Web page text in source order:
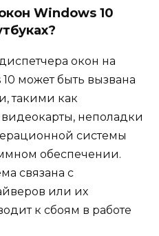
Windows 10
окон на
может быть вызвана
такими как
неполадки
системы
обеспечении.
связана с
или их
к сбоям в работе